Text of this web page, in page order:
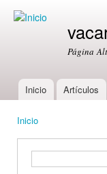
Página
Main menu
Inicio Artículos
Inicio
Formulario de